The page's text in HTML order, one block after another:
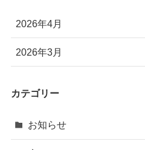
2026年4月
2026年3月
カテゴリー
お知らせ